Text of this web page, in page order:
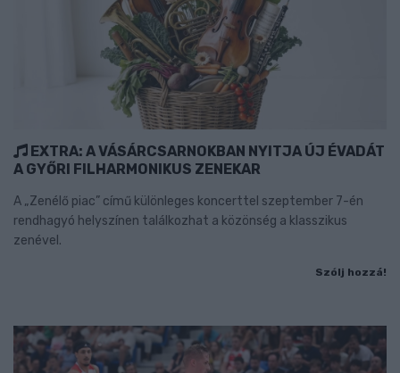
EXTRA: A VÁSÁRCSARNOKBAN NYITJA ÚJ ÉVADÁT
A GYŐRI FILHARMONIKUS ZENEKAR
A „Zenélő piac” című különleges koncerttel szeptember 7-én
rendhagyó helyszínen találkozhat a közönség a klasszikus
zenével.
Szólj hozzá!